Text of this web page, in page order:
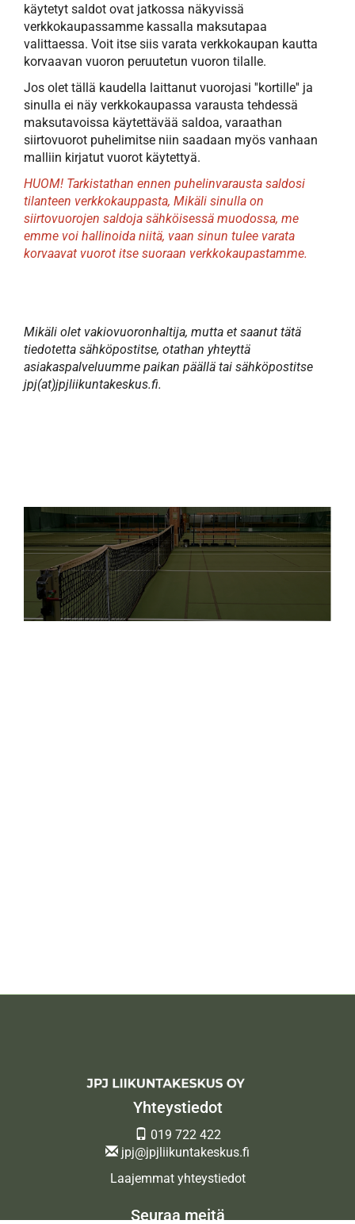
käytetyt saldot ovat jatkossa näkyvissä
verkkokaupassamme kassalla maksutapaa
valittaessa. Voit itse siis varata verkkokaupan kautta
korvaavan vuoron peruutetun vuoron tilalle.
Jos olet tällä kaudella laittanut vuorojasi ''kortille'' ja
sinulla ei näy verkkokaupassa varausta tehdessä
maksutavoissa käytettävää saldoa, varaathan
siirtovuorot puhelimitse niin saadaan myös vanhaan
malliin kirjatut vuorot käytettyä.
HUOM! Tarkistathan ennen puhelinvarausta saldosi
tilanteen verkkokauppasta, Mikäli sinulla on
siirtovuorojen saldoja sähköisessä muodossa, me
emme voi hallinoida niitä, vaan sinun tulee varata
korvaavat vuorot itse suoraan verkkokaupastamme.
Mikäli olet vakiovuoronhaltija, mutta et saanut tätä
tiedotetta sähköpostitse, otathan yhteyttä
asiakaspalveluumme paikan päällä tai sähköpostitse
jpj(at)jpjliikuntakeskus.fi.
Yhteystiedot
019 722 422
jpj@jpjliikuntakeskus.fi
Laajemmat yhteystiedot
Seuraa meitä